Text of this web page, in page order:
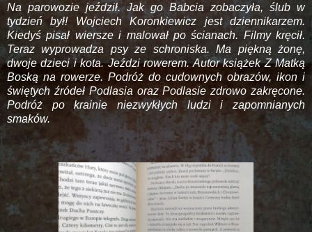
Na parowozie jeździł. Jak go Babcia zobaczyła, ślub w
tydzień był! Wojciech Koronkiewicz jest dziennikarzem.
Kiedyś pisał wiersze i malował po ścianach. Filmy kręcił.
Teraz wyprowadza psy ze schroniska. Ma piękną żonę,
dwoje dzieci i kota. Jeździ rowerem. Autor książek Z Matką
Boską na rowerze. Podróż do cudownych obrazów, ikon i
świętych źródeł Podlasia oraz Podlasie zdrowo zakręcone.
Podróż po krainie niezwykłych ludzi i zapomnianych
smaków.